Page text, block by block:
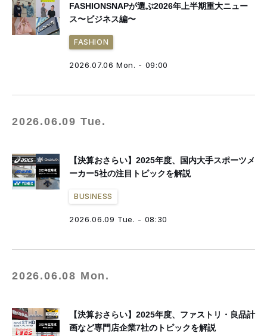
FASHIONSNAPが選ぶ2026年上半期重大ニュー
ス〜ビジネス編〜
FASHION
2026.07.06 Mon. - 09:00
2026.06.09 Tue.
【決算おさらい】2025年度、国内大手スポーツメ
ーカー5社の注目トピックを解説
BUSINESS
2026.06.09 Tue. - 08:30
2026.06.08 Mon.
【決算おさらい】2025年度、ファストリ・良品計
画など専門店企業7社のトピックを解説